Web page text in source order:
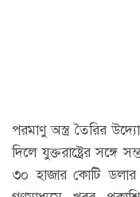
পরমাণু অস্ত্র তৈরির
দিলে যুক্তরাষ্ট্রের সঙ্গে
৩০ হাজার কোটি ডলার